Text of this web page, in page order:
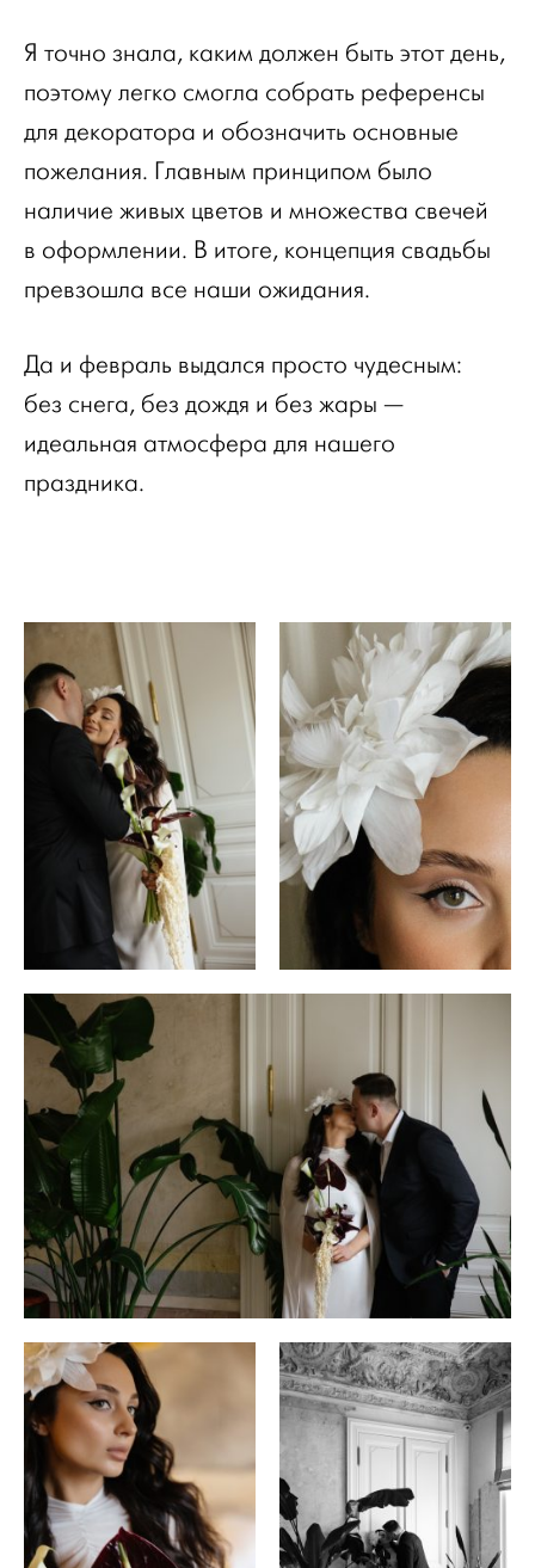
Я точно знала, каким должен быть этот день,
поэтому легко смогла собрать референсы
для декоратора и обозначить основные
пожелания. Главным принципом было
наличие живых цветов и множества свечей
в оформлении. В итоге, концепция свадьбы
превзошла все наши ожидания.
Да и февраль выдался просто чудесным:
без снега, без дождя и без жары —
идеальная атмосфера для нашего
праздника.